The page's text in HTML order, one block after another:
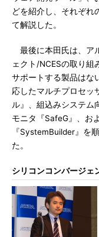
どを紹介し、それぞれ
て解説した。
最後に本田氏は、ア
ェクト/NCESの取り組
サポートする製品はな
応したマルチプロセッ
ル』、組込みシステム
モニタ『SafeG』、お
『SystemBuilder』を
た。
シリコンコンバージェ